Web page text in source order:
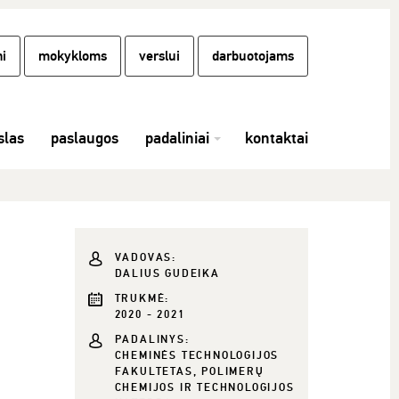
mokykloms verslui darbuotojams
paslaugos padaliniai kontaktai
VADOVAS:
DALIUS GUDEIKA
TRUKMĖ:
2020 - 2021
PADALINYS:
CHEMINĖS TECHNOLOGIJOS
FAKULTETAS, POLIMERŲ
CHEMIJOS IR TECHNOLOGIJOS